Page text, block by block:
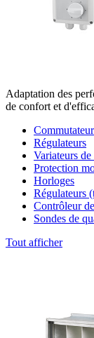
Adaptation des
de confort et
Commutateur
Régulateurs
Variateurs
Protection
Horloges
Régulateurs
Contrôleur
Sondes de
Tout afficher